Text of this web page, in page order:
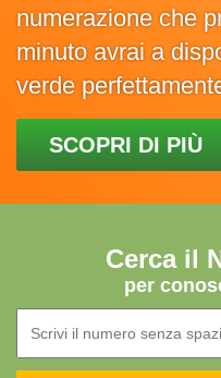
numerazione che
minuto avrai a
verde
SCOPRI DI PIÙ
Cerca il
per